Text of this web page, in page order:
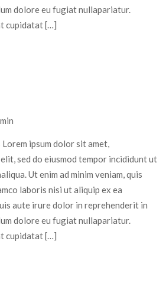
dolore eu fugiat nullapariatur.
cupidatat […]
ipsum dolor sit amet,
sed do eiusmod tempor incididunt ut
Ut enim ad minim veniam, quis
laboris nisi ut aliquip ex ea
aute irure dolor in reprehenderit in
dolore eu fugiat nullapariatur.
cupidatat […]